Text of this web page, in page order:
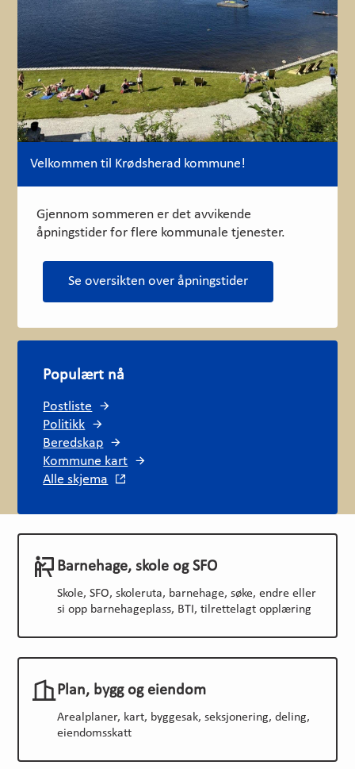
Velkommen til Krødsherad kommune!
Gjennom sommeren er det avvikende
åpningstider for flere kommunale tjenester.
Se oversikten over åpningstider
Populært nå
Postliste
Politikk
Beredskap
Kommune kart
Alle skjema
Barnehage, skole og SFO
Skole, SFO, skoleruta, barnehage, søke, endre eller
si opp barnehageplass, BTI, tilrettelagt opplæring
Plan, bygg og eiendom
Arealplaner, kart, byggesak, seksjonering, deling,
eiendomsskatt